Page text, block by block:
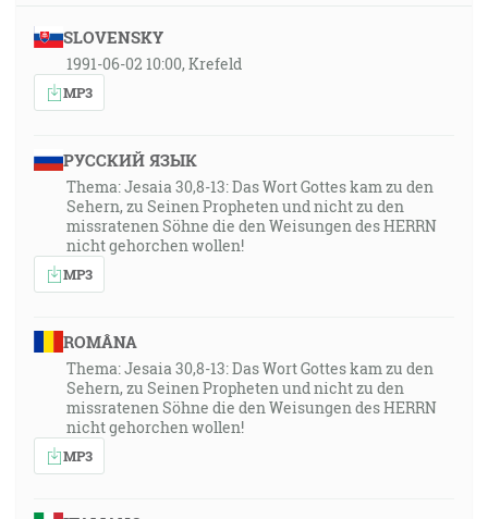
SLOVENSKY
1991-06-02 10:00, Krefeld
MP3
РУССКИЙ ЯЗЫК
Thema: Jesaia 30,8-13: Das Wort Gottes kam zu den
Sehern, zu Seinen Propheten und nicht zu den
missratenen Söhne die den Weisungen des HERRN
nicht gehorchen wollen!
MP3
ROMÂNA
Thema: Jesaia 30,8-13: Das Wort Gottes kam zu den
Sehern, zu Seinen Propheten und nicht zu den
missratenen Söhne die den Weisungen des HERRN
nicht gehorchen wollen!
MP3